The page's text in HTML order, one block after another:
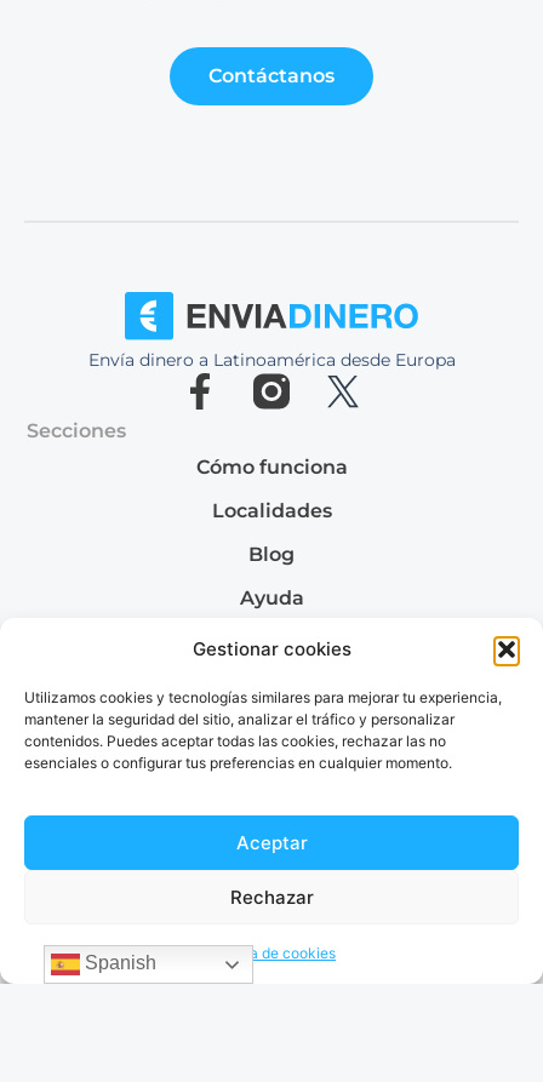
Gestionar cookies
Utilizamos cookies y tecnologías similares para mejorar tu experiencia,
mantener la seguridad del sitio, analizar el tráfico y personalizar
contenidos. Puedes aceptar todas las cookies, rechazar las no
esenciales o configurar tus preferencias en cualquier momento.
Aceptar
Rechazar
Política de cookies
Contáctanos
Envía dinero a
Envía dinero a Venezuela
Envía dinero a Argentina
Envía dinero a Latinoamérica desde Europa
Secciones
Cómo funciona
Localidades
Blog
Ayuda
Quiénes somos
Spanish